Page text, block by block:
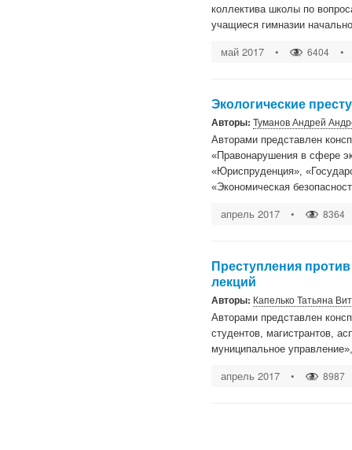
коллектива школы по
учащиеся гимназии
май 2017 • 6404 •
Экологические
Авторы: Туманов Андрей
Авторами представлен
«Правонарушения в сфере
«Юриспруденция»,
«Экономическая
апрель 2017 • 8364
Преступления
лекций
Авторы: Капелько Татьяна
Авторами представлен
студентов, магистрантов,
муниципальное
апрель 2017 • 8987